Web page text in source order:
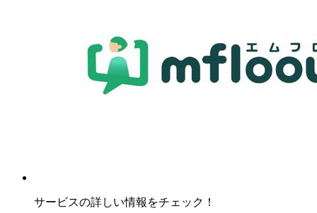
サービスの詳しい情報をチェック！